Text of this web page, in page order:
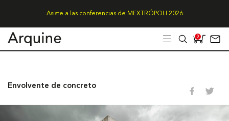
Asiste a las conferencias de MEXTRÓPOLI 2026
0
Envolvente de concreto